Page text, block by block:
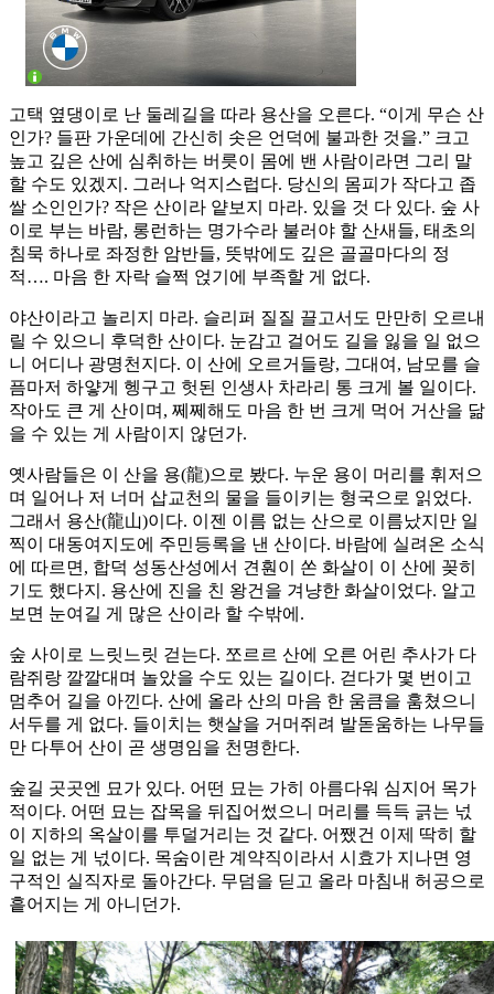
고택 옆댕이로 난 둘레길을 따라 용산을 오른다. “이게 무슨 산
인가? 들판 가운데에 간신히 솟은 언덕에 불과한 것을.” 크고
높고 깊은 산에 심취하는 버릇이 몸에 밴 사람이라면 그리 말
할 수도 있겠지. 그러나 억지스럽다. 당신의 몸피가 작다고 좁
쌀 소인인가? 작은 산이라 얕보지 마라. 있을 것 다 있다. 숲 사
이로 부는 바람, 롱런하는 명가수라 불러야 할 산새들, 태초의
침묵 하나로 좌정한 암반들, 뜻밖에도 깊은 골골마다의 정
적…. 마음 한 자락 슬쩍 얹기에 부족할 게 없다.
야산이라고 놀리지 마라. 슬리퍼 질질 끌고서도 만만히 오르내
릴 수 있으니 후덕한 산이다. 눈감고 걸어도 길을 잃을 일 없으
니 어디나 광명천지다. 이 산에 오르거들랑, 그대여, 남모를 슬
픔마저 하얗게 헹구고 헛된 인생사 차라리 통 크게 볼 일이다.
작아도 큰 게 산이며, 쩨쩨해도 마음 한 번 크게 먹어 거산을 닮
을 수 있는 게 사람이지 않던가.
옛사람들은 이 산을 용(龍)으로 봤다. 누운 용이 머리를 휘저으
며 일어나 저 너머 삽교천의 물을 들이키는 형국으로 읽었다.
그래서 용산(龍山)이다. 이젠 이름 없는 산으로 이름났지만 일
찍이 대동여지도에 주민등록을 낸 산이다. 바람에 실려온 소식
에 따르면, 합덕 성동산성에서 견훤이 쏜 화살이 이 산에 꽂히
기도 했다지. 용산에 진을 친 왕건을 겨냥한 화살이었다. 알고
보면 눈여길 게 많은 산이라 할 수밖에.
숲 사이로 느릿느릿 걷는다. 쪼르르 산에 오른 어린 추사가 다
람쥐랑 깔깔대며 놀았을 수도 있는 길이다. 걷다가 몇 번이고
멈추어 길을 아낀다. 산에 올라 산의 마음 한 움큼을 훔쳤으니
서두를 게 없다. 들이치는 햇살을 거머쥐려 발돋움하는 나무들
만 다투어 산이 곧 생명임을 천명한다.
숲길 곳곳엔 묘가 있다. 어떤 묘는 가히 아름다워 심지어 목가
적이다. 어떤 묘는 잡목을 뒤집어썼으니 머리를 득득 긁는 넋
이 지하의 옥살이를 투덜거리는 것 같다. 어쨌건 이제 딱히 할
일 없는 게 넋이다. 목숨이란 계약직이라서 시효가 지나면 영
구적인 실직자로 돌아간다. 무덤을 딛고 올라 마침내 허공으로
흩어지는 게 아니던가.